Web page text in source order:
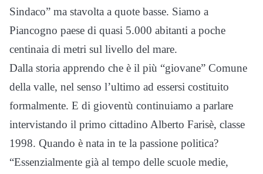
Sindaco” ma stavolta a quote basse. Siamo a
Piancogno paese di quasi 5.000 abitanti a poche
centinaia di metri sul livello del mare.
Dalla storia apprendo che è il più “giovane” Comune
della valle, nel senso l’ultimo ad essersi costituito
formalmente. E di gioventù continuiamo a parlare
intervistando il primo cittadino Alberto Farisè, classe
1998. Quando è nata in te la passione politica?
“Essenzialmente già al tempo delle scuole medie,